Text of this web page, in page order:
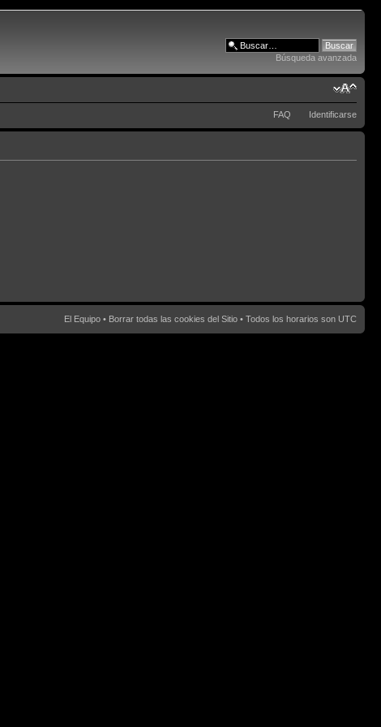
Búsqueda avanzada
FAQ Identificarse
El Equipo • Borrar todas las cookies del Sitio • Todos los horarios son UTC